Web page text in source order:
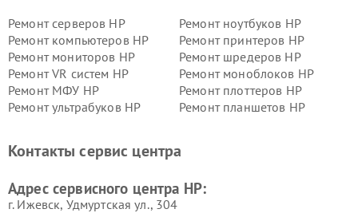
Ремонт серверов HP
Ремонт ноутбуков HP
Ремонт компьютеров HP
Ремонт принтеров HP
Ремонт мониторов HP
Ремонт шредеров HP
Ремонт VR систем HP
Ремонт моноблоков HP
Ремонт МФУ HP
Ремонт плоттеров HP
Ремонт ультрабуков HP
Ремонт планшетов HP
Контакты сервис центра
Адрес сервисного центра HP:
г. Ижевск, Удмуртская ул., 304